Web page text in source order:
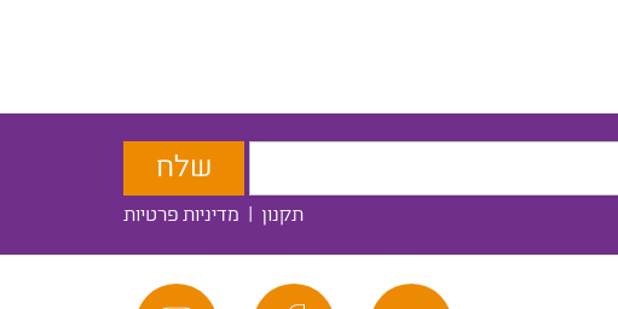
תקנון | מדיניות פרטיות